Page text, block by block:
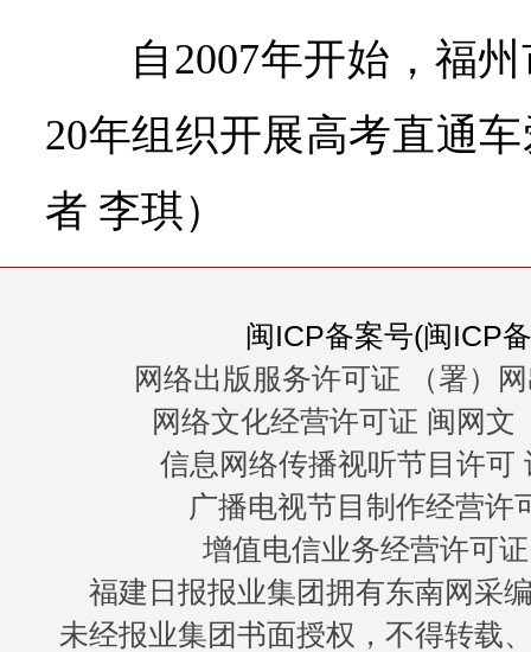
自2007年开始，福
20年组织开展高考直通
者 李琪）
闽ICP备案号(闽ICP
网络出版服务许可证 （署）
网络文化经营许可证 闽网文
信息网络传播视听节目许可
广播电视节目制作经营许
增值电信业务经营许可
福建日报报业集团拥有东南网采
未经报业集团书面授权，不得转载